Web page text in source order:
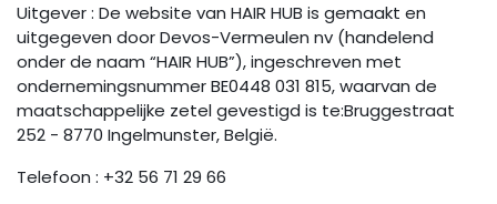
Uitgever : De website van HAIR HUB is gemaakt en
uitgegeven door Devos-Vermeulen nv (handelend
onder de naam “HAIR HUB”), ingeschreven met
ondernemingsnummer BE0448 031 815, waarvan de
maatschappelijke zetel gevestigd is te:Bruggestraat
252 - 8770 Ingelmunster, België.
Telefoon : +32 56 71 29 66